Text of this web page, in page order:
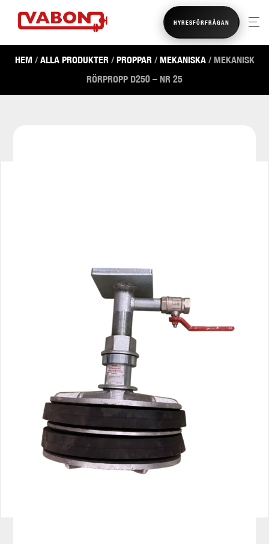
HYRESFÖRFRÅGAN
HEM /ALLA PRODUKTER/PROPPAR/MEKANISKA/ MEKANISK
RÖRPROPP D250 – NR 25